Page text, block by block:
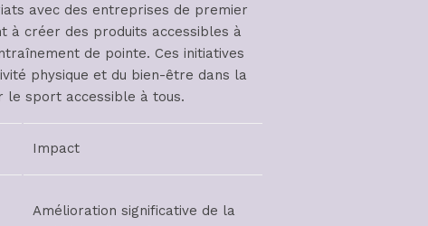
avec des entreprises de premier
à créer des produits accessibles à
de pointe. Ces initiatives
physique et du bien-être dans la
le sport accessible à tous.
Impact
Amélioration significative de la